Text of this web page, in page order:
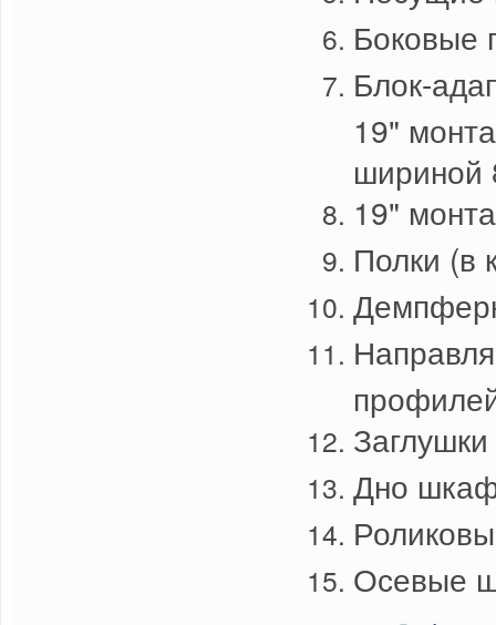
Боковые
Блок-
19"
шириной
19"
Полки (в
Дно
Осевые